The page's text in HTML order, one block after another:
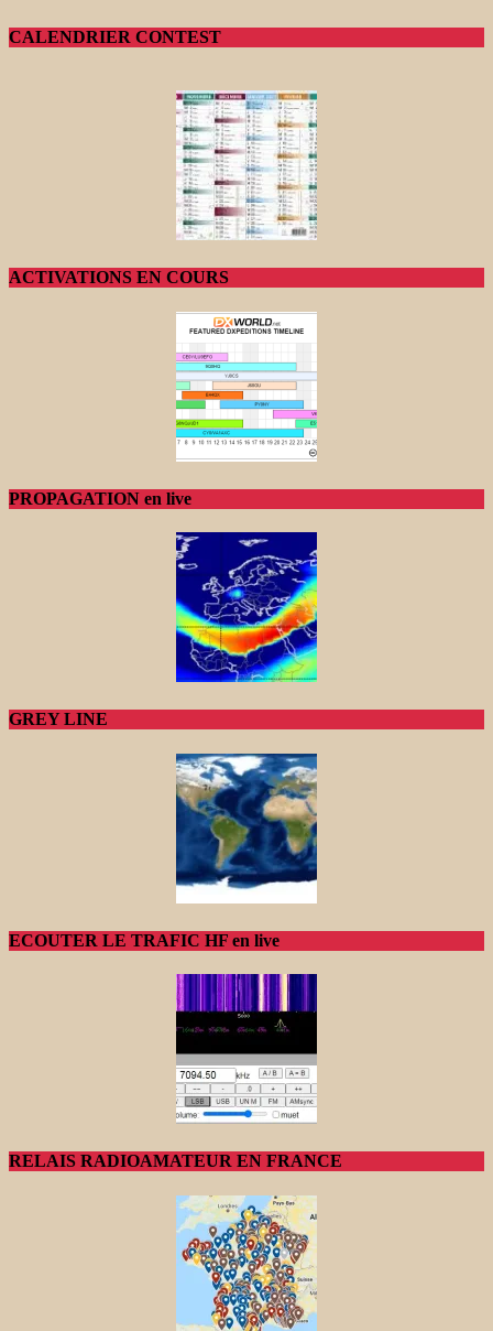
CALENDRIER CONTEST
ACTIVATIONS EN COURS
PROPAGATION en live
GREY LINE
ECOUTER LE TRAFIC HF en live
RELAIS RADIOAMATEUR EN FRANCE